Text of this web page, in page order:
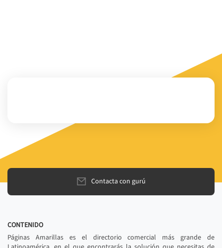
Contacta con gurú
CONTENIDO
Páginas Amarillas es el directorio comercial más grande de